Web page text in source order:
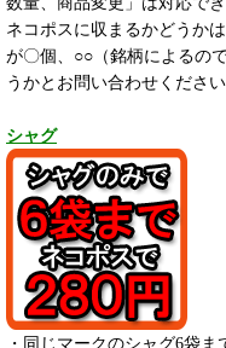
ネコポスに収まるかどうかは
が〇個、○○（銘柄によるの
うかとお問い合わせくださ
シャグ
・同じマークのシャグ6袋ま